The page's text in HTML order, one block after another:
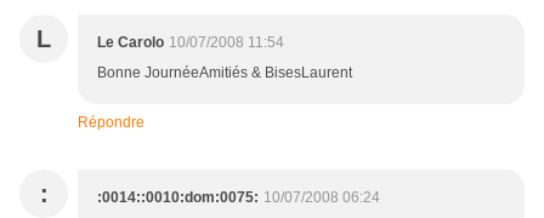
L Le Carolo 10/07/2008 11:54
Bonne JournéeAmitiés & BisesLaurent
Répondre
: :0014::0010:dom:0075: 10/07/2008 06:24